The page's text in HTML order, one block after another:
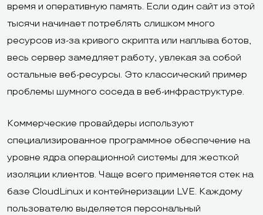
время и оперативную память. Если один сайт из этой
тысячи начинает потреблять слишком много
ресурсов из-за кривого скрипта или наплыва ботов,
весь сервер замедляет работу, увлекая за собой
остальные веб-ресурсы. Это классический пример
проблемы шумного соседа в веб-инфраструктуре.
Коммерческие провайдеры используют
специализированное программное обеспечение на
уровне ядра операционной системы для жесткой
изоляции клиентов. Чаще всего применяется стек на
базе CloudLinux и контейнеризации LVE. Каждому
пользователю выделяется персональный